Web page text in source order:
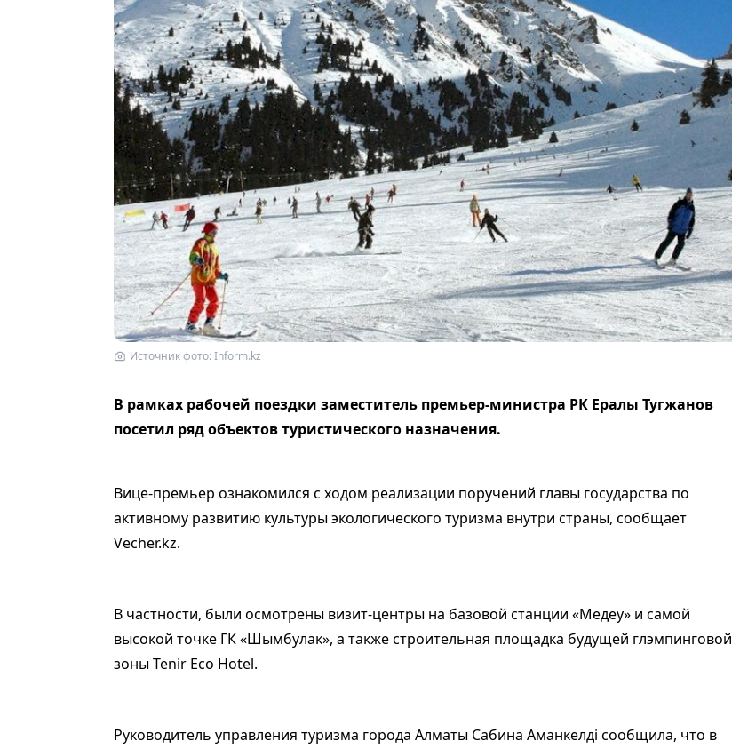
Источник фото: Inform.kz
В рамках рабочей поездки заместитель премьер-министра РК Ералы Тугжанов
посетил ряд объектов туристического назначения.
Вице-премьер ознакомился с ходом реализации поручений главы государства по
активному развитию культуры экологического туризма внутри страны, сообщает
Vecher.kz.
В частности, были осмотрены визит-центры на базовой станции «Медеу» и самой
высокой точке ГК «Шымбулак», а также строительная площадка будущей глэмпинговой
зоны Tenir Eco Hotel.
Руководитель управления туризма города Алматы Сабина Аманкелді сообщила, что в